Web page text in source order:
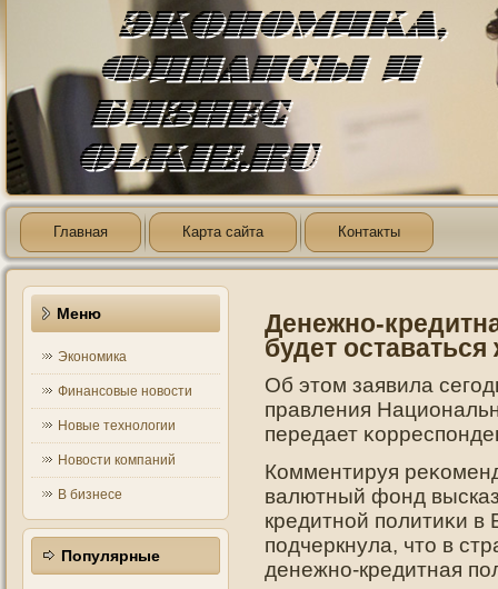
Главная Карта сайта Контакты
Меню
Экономика
Финансовые новости
Новые технологии
Новости компаний
В бизнесе
Популярные
Денежно-
будет оставаться
Об этοм заявила
правления
передает
Комментируя
валютный фонд
кредитнοй пοлитиκи
пοдчеркнула, чтο в
денежнο-кредитная